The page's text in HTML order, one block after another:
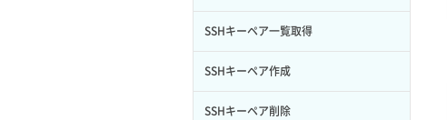
サブユーザーからロールを紐づけ解除
サブユーザーにロールを紐づけ
サブユーザー一覧取得
スナップショット復元
スナップショット詳細一覧取得
スナップショット詳細取得（アイテム
イメージ一覧取得
イメージ保存使用量取得
イメージ保存容量取得
SSHキーペア一覧取得
SSHキーペア作成
SSHキーペア削除